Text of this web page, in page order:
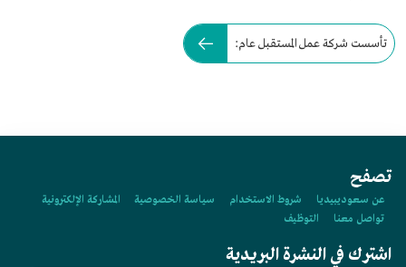
تأسست شركة عمل المستقبل عام:
تصفح
عن سعوديبيديا شروط الاستخدام سياسة الخصوصية
المشاركة الإلكترونية
تواصل معنا
التوظيف
اشترك في النشرة البريدية